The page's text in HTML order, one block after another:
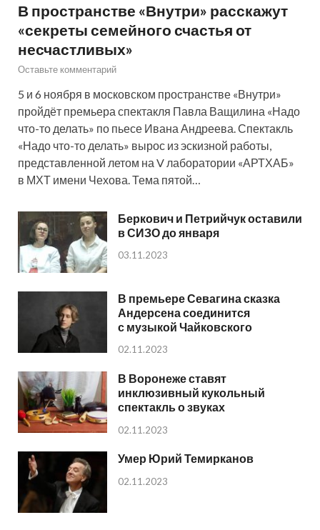
В пространстве «Внутри» расскажут
«секреты семейного счастья от
несчастливых»
Оставьте комментарий
5 и 6 ноября в московском пространстве «Внутри»
пройдёт премьера спектакля Павла Ващилина «Надо
что-то делать» по пьесе Ивана Андреева. Спектакль
«Надо что-то делать» вырос из эскизной работы,
представленной летом на V лаборатории «АРТХАБ»
в МХТ имени Чехова. Тема пятой…
Беркович и Петрийчук оставили
в СИЗО до января
03.11.2023
В премьере Севагина сказка
Андерсена соединится
с музыкой Чайковского
02.11.2023
В Воронеже ставят
инклюзивный кукольный
спектакль о звуках
02.11.2023
Умер Юрий Темирканов
02.11.2023